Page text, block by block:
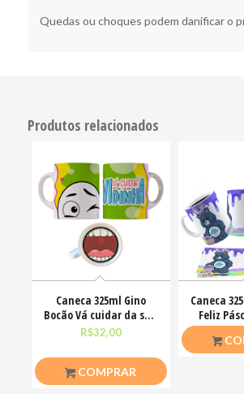
Quedas ou choques podem danificar o
Produtos relacionados
Caneca 325ml Gino
Bocão Vá cuidar da sua
vidinha Engraçadas
R$32,00
COMPRAR
Caneca
Feliz